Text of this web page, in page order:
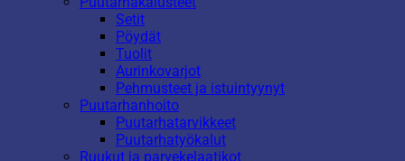
Setit
Pöydät
Tuolit
Aurinkovarjot
Pehmusteet ja istuintyynyt
Puutarhanhoito
Puutarhatarvikkeet
Puutarhatyökalut
Ruukut ja parvekelaatikot